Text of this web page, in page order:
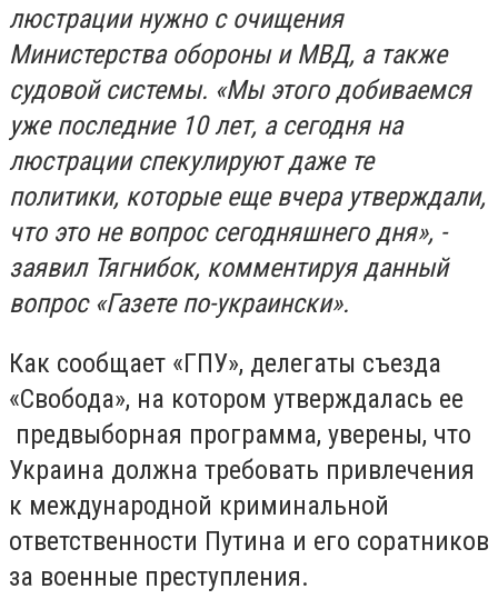
люстрации нужно с очищения
Министерства обороны и МВД, а также
судовой системы. «Мы этого добиваемся
уже последние 10 лет, а сегодня на
люстрации спекулируют даже те
политики, которые еще вчера утверждали,
что это не вопрос сегодняшнего дня», -
заявил Тягнибок, комментируя данный
вопрос «Газете по-украински».
Как сообщает «ГПУ», делегаты съезда
«Свобода», на котором утверждалась ее
предвыборная программа, уверены, что
Украина должна требовать привлечения
к международной криминальной
ответственности Путина и его соратников
за военные преступления.